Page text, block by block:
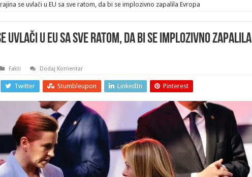
se uvlači u EU sa sve ratom, da bi se implozivno zapalila Evropa
uvlači u EU sa sve ratom, da bi se implozivno zapalila
Fakti Dodaj Komentar
Twitter Stumbleupon LinkedIn Pinterest